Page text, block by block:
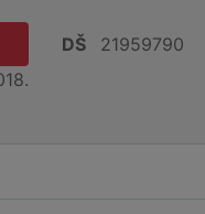
DŠ 21959790